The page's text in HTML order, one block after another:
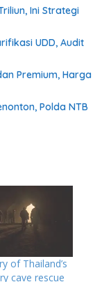
Ini Strategi
UDD, Audit
Premium, Harga
Polda NTB
of Thailand’s
cave rescue